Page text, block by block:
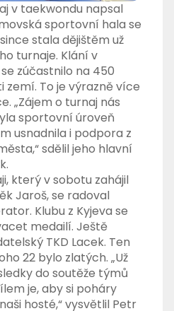
v taekwondu napsal
sportovní hala se
stala dějištěm už
turnaje. Klání v
zúčastnilo na 450
zemí. To je výrazně více
„Zájem o turnaj nás
sportovní úroveň
usnadnila i podpora z
sdělil jeho hlavní
který v sobotu zahájil
Jaroš, se radoval
Klubu z Kyjeva se
medailí. Ještě
TKD Lacek. Ten
22 bylo zlatých. „Už
do soutěže týmů
je, aby si poháry
hosté,“ vysvětlil Petr